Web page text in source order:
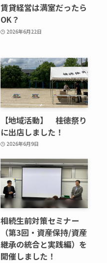
賃貸経営は満室だったら
OK？
2026年6月22日
【地域活動】 桂徳祭り
に出店しました！
2026年6月9日
相続生前対策セミナー
（第3回・資産保持/資産
継承の統合と実践編）を
開催しました！